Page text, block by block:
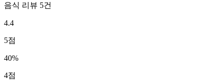
음식 리뷰 5건
4.4
5점
40%
4점